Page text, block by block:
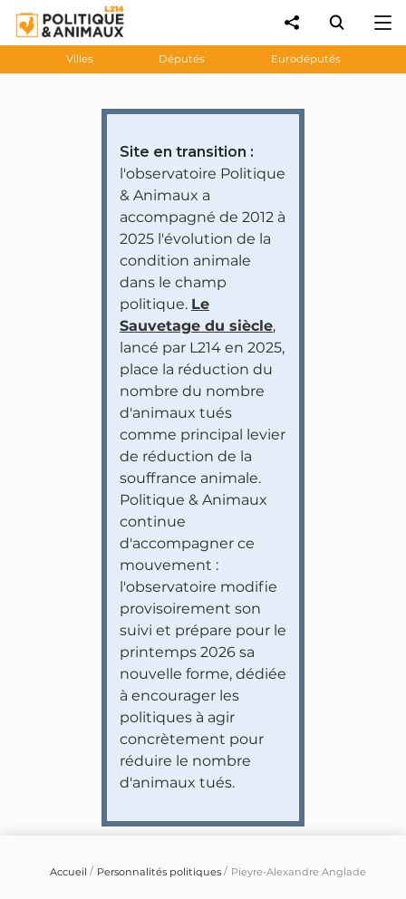
Villes Députés Eurodéputés
Site en transition :
l'observatoire Politique
& Animaux a
accompagné de 2012 à
2025 l'évolution de la
condition animale
dans le champ
politique. Le
Sauvetage du siècle,
lancé par L214 en 2025,
place la réduction du
nombre du nombre
d'animaux tués
comme principal levier
de réduction de la
souffrance animale.
Politique & Animaux
continue
d'accompagner ce
mouvement :
l'observatoire modifie
provisoirement son
suivi et prépare pour le
printemps 2026 sa
nouvelle forme, dédiée
à encourager les
politiques à agir
concrètement pour
réduire le nombre
d'animaux tués.
Accueil Personnalités politiques Pieyre-Alexandre Anglade